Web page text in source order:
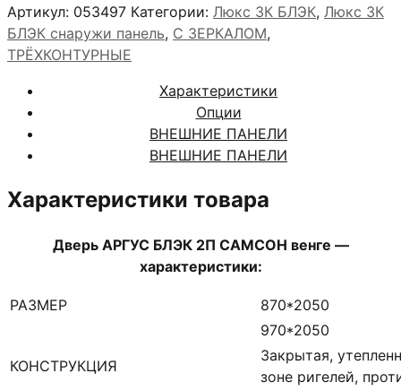
БЛЭК
2П
САМСОН
Артикул: 053497 Категории: Люкс 3К БЛЭК, Люкс 3К
БЛЭК снаружи панель, С ЗЕРКАЛОМ,
ТРЁХКОНТУРНЫЕ
Характеристики
Опции
ВНЕШНИЕ ПАНЕЛИ
ВНЕШНИЕ ПАНЕЛИ
Характеристики товара
Дверь АРГУС БЛЭК 2П САМСОН венге —
характеристики:
РАЗМЕР
870*2050
970*2050
КОНСТРУКЦИЯ
Закрытая,
зоне ригелей,